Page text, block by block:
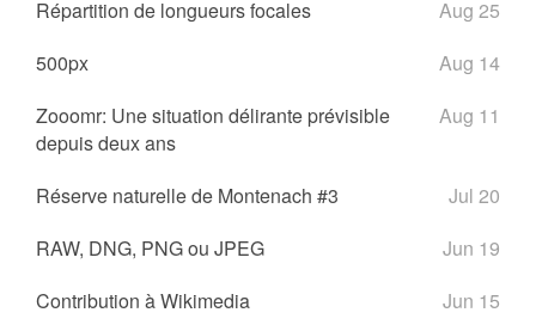
Répartition de longueurs focales
Aug 25
500px
Aug 14
Zooomr: Une situation délirante prévisible
depuis deux ans
Aug 11
Réserve naturelle de Montenach #3
Jul 20
RAW, DNG, PNG ou JPEG
Jun 19
Contribution à Wikimedia
Jun 15